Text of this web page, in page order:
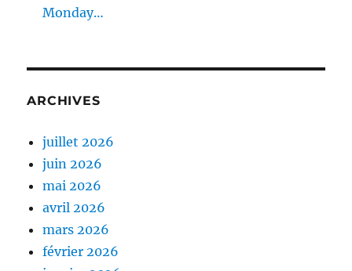
Monday…
ARCHIVES
juillet 2026
juin 2026
mai 2026
avril 2026
mars 2026
février 2026